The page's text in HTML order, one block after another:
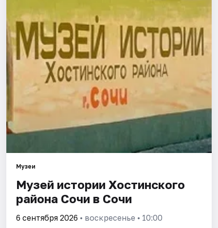
Площадки
Артисты
Рейтинги
Музеи
Музей истории Хостинского
района Сочи в Сочи
6 сентября 2026 • воскресенье • 10:00